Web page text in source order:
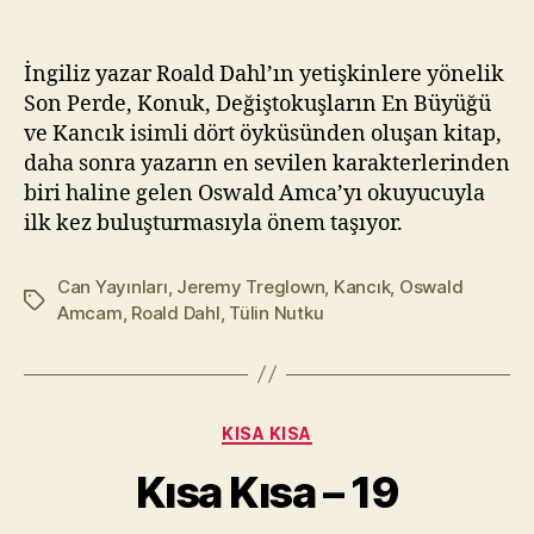
İngiliz yazar Roald Dahl’ın yetişkinlere yönelik
Son Perde, Konuk, Değiştokuşların En Büyüğü
ve Kancık isimli dört öyküsünden oluşan kitap,
daha sonra yazarın en sevilen karakterlerinden
biri haline gelen Oswald Amca’yı okuyucuyla
ilk kez buluşturmasıyla önem taşıyor.
Etiketler
Can Yayınları, Jeremy Treglown, Kancık, Oswald
Amcam, Roald Dahl, Tülin Nutku
Kategoriler
KISA KISA
Kısa Kısa – 19
a
u